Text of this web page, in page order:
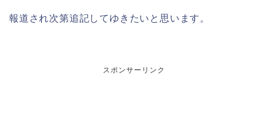
報道され次第追記してゆきたいと思います。
スポンサーリンク